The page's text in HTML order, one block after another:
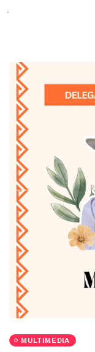
MULTIMEDIA